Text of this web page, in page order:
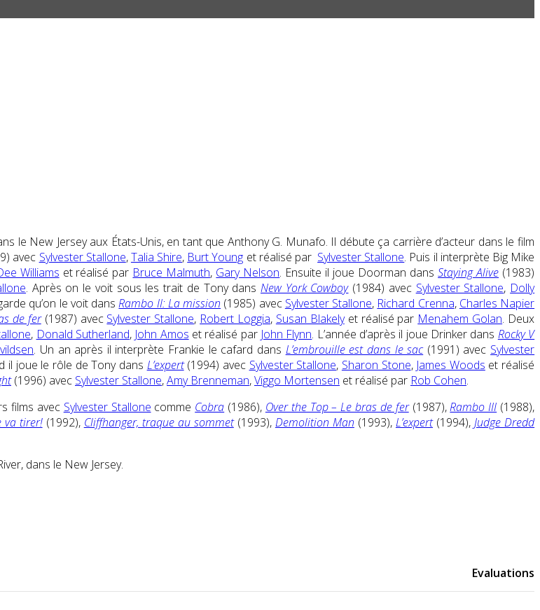
New Jersey aux États-Unis, en tant que Anthony G. Munafo. Il débute ça carrière d’acteur dans le film
avec Sylvester Stallone,Talia Shire, Burt Young et réalisé par Sylvester Stallone. Puis il interprète Big Mike
Williams et réalisé par Bruce Malmuth, Gary Nelson. Ensuite il joue Doorman dansStaying Alive (1983)
. Après on le voit sous les trait de Tony dansNew York Cowboy(1984) avec Sylvester Stallone, Dolly
qu’on le voit dansRambo II: La mission (1985) avec Sylvester Stallone, Richard Crenna, Charles Napier
de fer(1987) avec Sylvester Stallone, Robert Loggia, Susan Blakelyet réalisé par Menahem Golan. Deux
, Donald Sutherland, John Amos et réalisé par John Flynn. L’année d’après il joue Drinker dans Rocky V
. Un an après il interprète Frankie le cafard dans L’embrouille est dans le sac(1991) avec Sylvester
il joue le rôle de Tony dans L’expert(1994) avec Sylvester Stallone, Sharon Stone, James Woods et réalisé
(1996) avec Sylvester Stallone,Amy Brenneman,Viggo Mortensen et réalisé par Rob Cohen.
films avec Sylvester Stallone comme Cobra (1986), Over the Top – Le bras de fer(1987),Rambo III (1988),
va tirer!(1992), Cliffhanger, traque au sommet(1993), Demolition Man (1993), L’expert(1994),Judge Dredd
dans le New Jersey.
Evaluations